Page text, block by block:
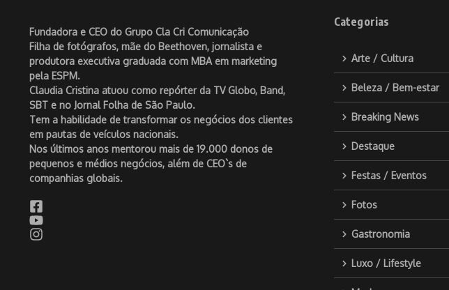
Fundadora e CEO do Grupo Cla Cri Comunicação
Filha de fotógrafos, mãe do Beethoven, jornalista e
produtora executiva graduada com MBA em marketing
pela ESPM.
Claudia Cristina atuou como repórter da TV Globo, Band,
SBT e no Jornal Folha de São Paulo.
Tem a habilidade de transformar os negócios dos clientes
em pautas de veículos nacionais.
Nos últimos anos mentorou mais de 19.000 donos de
pequenos e médios negócios, além de CEO`s de
companhias globais.
Categorias
Arte / Cultura
Beleza / Bem-estar
Breaking News
Destaque
Festas / Eventos
Fotos
Gastronomia
Luxo / Lifestyle